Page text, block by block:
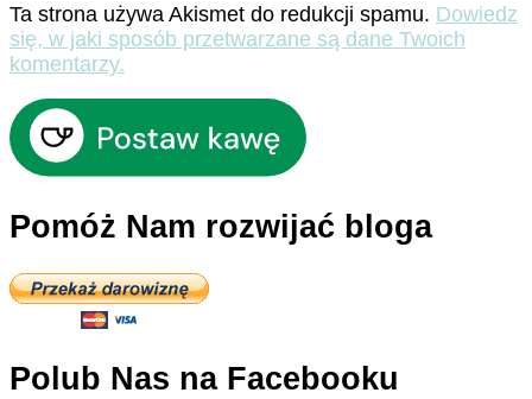
Ta strona używa Akismet do redukcji spamu. Dowiedz
się, w jaki sposób przetwarzane są dane Twoich
komentarzy.
Pomóż Nam rozwijać bloga
Polub Nas na Facebooku